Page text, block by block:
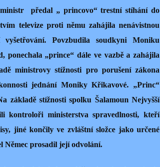
ministr předal „ princovo“ trestní stíhání do
televize proti němu zahájila nenávistnou
Povzbudila soudkyni Moniku
„prince“ dále ve vazbě a zahájila
ministrovy stížnosti pro porušení zákona
jednání Moniky Křikavové. „Princ“
základě stížnosti spolku Šalamoun Nejvyšší
kontroloři ministerstva spravedlnosti, kteří
jiné končily ve zvláštní složce jako určené
Němec prosadil její odvolání.